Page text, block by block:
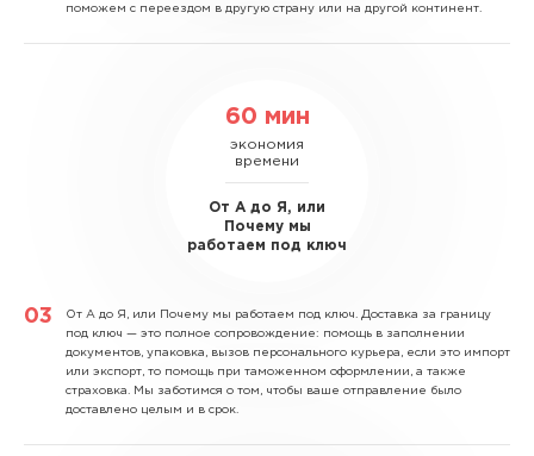
поможем с переездом в другую страну или на другой континент.
60 мин
экономия
времени
От А до Я, или
Почему мы
работаем под ключ
От А до Я, или Почему мы работаем под ключ. Доставка за границу
под ключ — это полное сопровождение: помощь в заполнении
документов, упаковка, вызов персонального курьера, если это импорт
или экспорт, то помощь при таможенном оформлении, а также
страховка. Мы заботимся о том, чтобы ваше отправление было
доставлено целым и в срок.